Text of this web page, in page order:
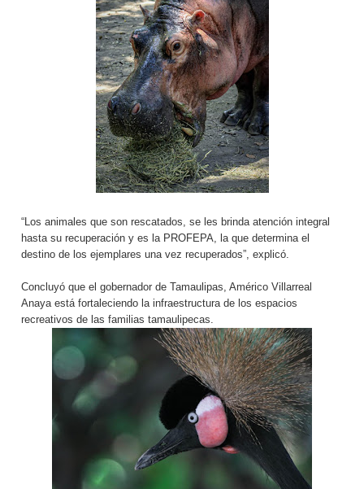
“Los animales que son rescatados, se les brinda atención integral
hasta su recuperación y es la PROFEPA, la que determina el
destino de los ejemplares una vez recuperados”, explicó.
Concluyó que el gobernador de Tamaulipas, Américo Villarreal
Anaya está fortaleciendo la infraestructura de los espacios
recreativos de las familias tamaulipecas.